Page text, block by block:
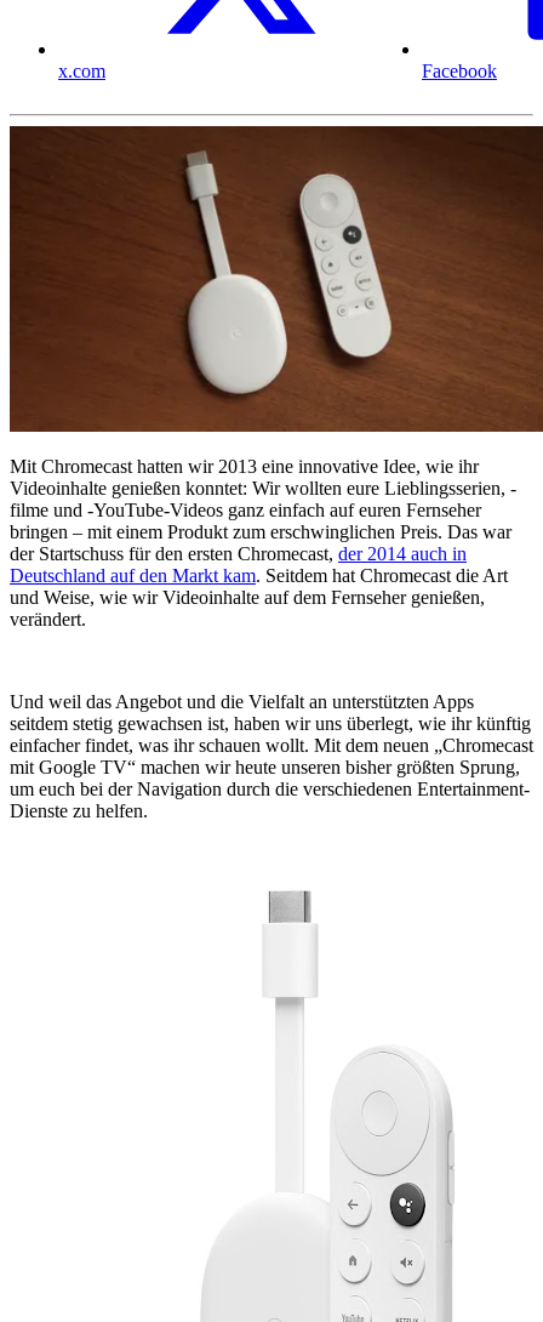
x.com Facebook
Mit Chromecast hatten wir 2013 eine innovative Idee, wie ihr
Videoinhalte genießen konntet: Wir wollten eure Lieblingsserien, -
filme und -YouTube-Videos ganz einfach auf euren Fernseher
bringen – mit einem Produkt zum erschwinglichen Preis. Das war
der Startschuss für den ersten Chromecast, der 2014 auch in
Deutschland auf den Markt kam. Seitdem hat Chromecast die Art
und Weise, wie wir Videoinhalte auf dem Fernseher genießen,
verändert.
Und weil das Angebot und die Vielfalt an unterstützten Apps
seitdem stetig gewachsen ist, haben wir uns überlegt, wie ihr künftig
einfacher findet, was ihr schauen wollt. Mit dem neuen „Chromecast
mit Google TV“ machen wir heute unseren bisher größten Sprung,
um euch bei der Navigation durch die verschiedenen Entertainment-
Dienste zu helfen.